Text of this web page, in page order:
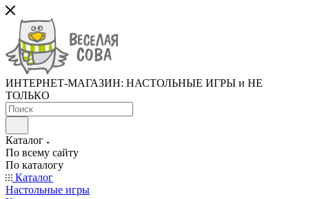
ИНТЕРНЕТ-МАГАЗИН: НАСТОЛЬНЫЕ ИГРЫ и НЕ
ТОЛЬКО
Каталог
По всему сайту
По каталогу
Каталог
Настольные игры